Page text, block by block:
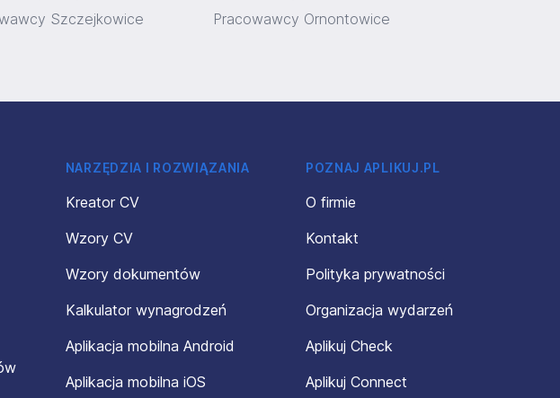
Szczejkowice
Pracowawcy Ornontowice
NARZĘDZIA I ROZWIĄZANIA
Kreator CV
Wzory CV
Wzory dokumentów
Kalkulator wynagrodzeń
Aplikacja mobilna Android
Aplikacja mobilna iOS
POZNAJ APLIKUJ.PL
O firmie
Kontakt
Polityka prywatności
Organizacja wydarzeń
Aplikuj Check
Aplikuj Connect